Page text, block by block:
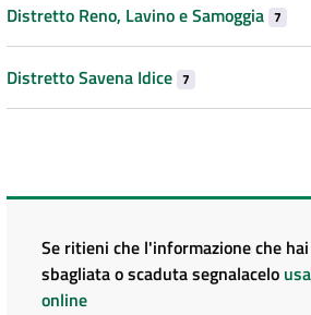
Distretto Reno, Lavino e Samoggia 7
Distretto Savena Idice 7
Se ritieni che l'informazione che
sbagliata o scaduta segnalacelo
online